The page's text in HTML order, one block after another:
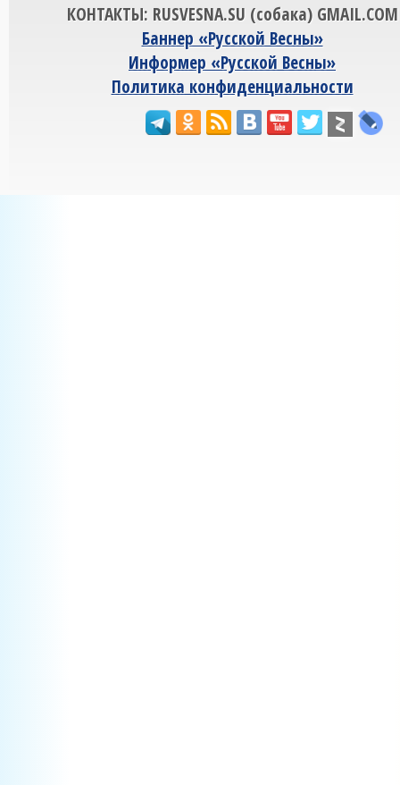
КОНТАКТЫ: RUSVESNA.SU (собака) GMAIL.COM
Баннер «Русской Весны»
Информер «Русской Весны»
Политика конфиденциальности